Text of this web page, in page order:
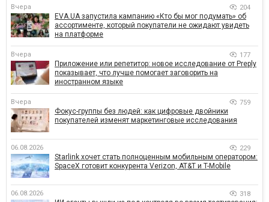
Вчера 204
EVA.UA запустила кампанию «Кто бы мог подумать» об
ассортименте, который покупатели не ожидают увидеть
на платформе
Вчера 177
Приложение или репетитор: новое исследование от Preply
показывает, что лучше помогает заговорить на
иностранном языке
Вчера 759
Фокус-группы без людей: как цифровые двойники
покупателей изменят маркетинговые исследования
06.08.2026 229
Starlink хочет стать полноценным мобильным оператором:
SpaceX готовит конкурента Verizon, AT&T и T-Mobile
06.08.2026 318